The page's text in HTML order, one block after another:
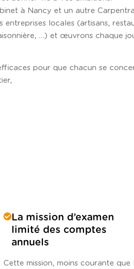
à Nancy et un autre
entreprises locales (artisans,
…) et œuvrons chaque
pour que chacun se
La mission d’examen
limité des comptes
annuels
Cette mission, moins courante que